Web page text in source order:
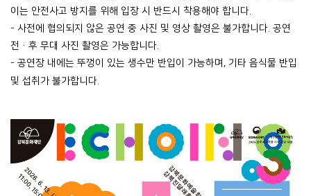
이는 안전사고 방지를 위해 입장 시 반드시 착용해야 합니다
- 사전에 협의되지 않은 공연 중 사진 및 영상 촬영은 불가합니다 공연
전 · 후 무대 사진 촬영은 가능합니다
- 공연장 내에는 뚜껑이 있는 생수만 반입이 가능하며 , 기타 음식물 반입
및 섭취가 불가합니다